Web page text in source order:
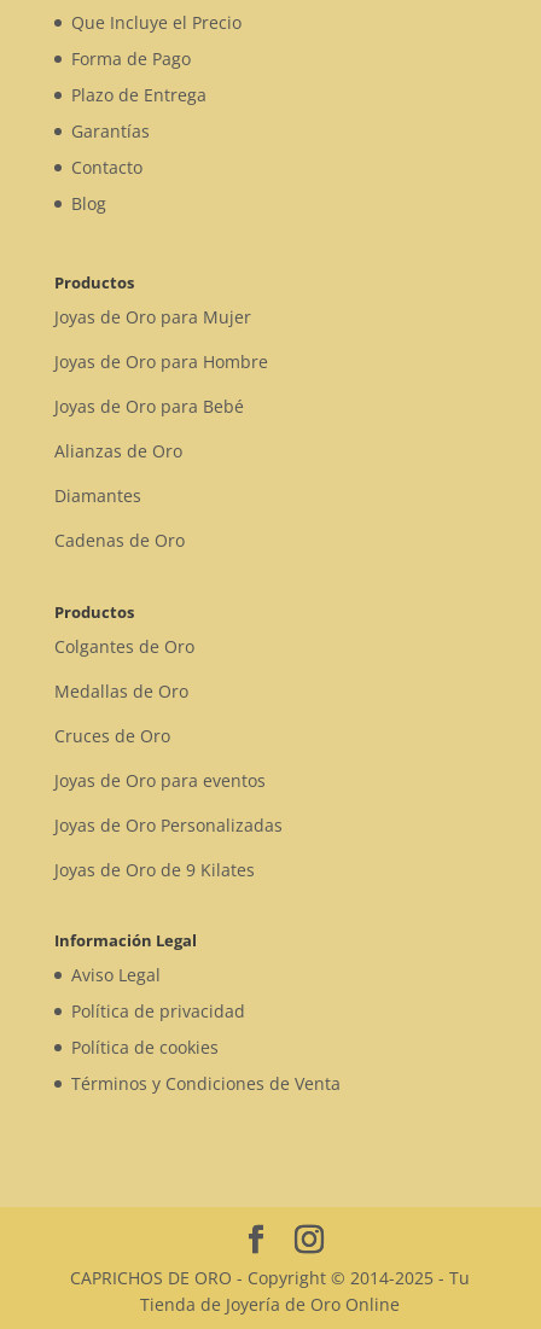
Que Incluye el Precio
Forma de Pago
Plazo de Entrega
Garantías
Contacto
Blog
Productos
Joyas de Oro para Mujer
Joyas de Oro para Hombre
Joyas de Oro para Bebé
Alianzas de Oro
Diamantes
Cadenas de Oro
Productos
Colgantes de Oro
Medallas de Oro
Cruces de Oro
Joyas de Oro para eventos
Joyas de Oro Personalizadas
Joyas de Oro de 9 Kilates
Información Legal
Aviso Legal
Política de privacidad
Política de cookies
Términos y Condiciones de Venta
CAPRICHOS DE ORO - Copyright © 2014-2025 - Tu
Tienda de Joyería de Oro Online